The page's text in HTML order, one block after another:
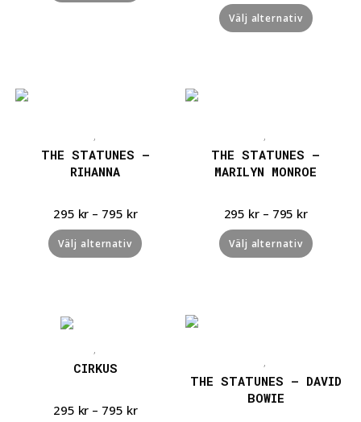
Välj alternativ
THE STATUNES –
RIHANNA
295 kr – 795 kr
Välj alternativ
THE STATUNES –
MARILYN MONROE
295 kr – 795 kr
Välj alternativ
CIRKUS
295 kr – 795 kr
THE STATUNES – DAVID
BOWIE